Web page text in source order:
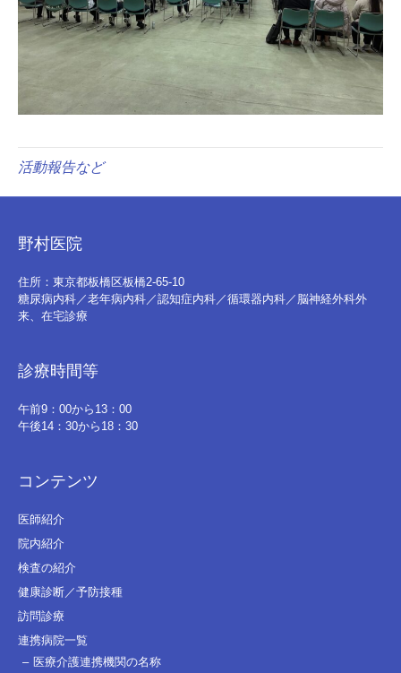
活動報告など
野村医院
住所：東京都板橋区板橋2-65-10
糖尿病内科／老年病内科／認知症内科／循環器内科／脳神経外科外
来、在宅診療
診療時間等
午前9：00から13：00
午後14：30から18：30
コンテンツ
医師紹介
院内紹介
検査の紹介
健康診断／予防接種
訪問診療
連携病院一覧
医療介護連携機関の名称